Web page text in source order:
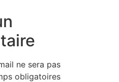
ne sera pas
obligatoires